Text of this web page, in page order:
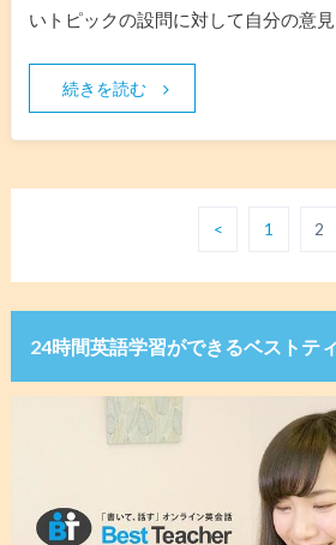
いトピックの設問に対して自分の意
続きを読む
< 1 2
24時間英語学習ができるベストテ